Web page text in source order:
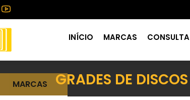
INÍCIO MARCAS CONSULTA
MARCAS GRADES DE DISCOS